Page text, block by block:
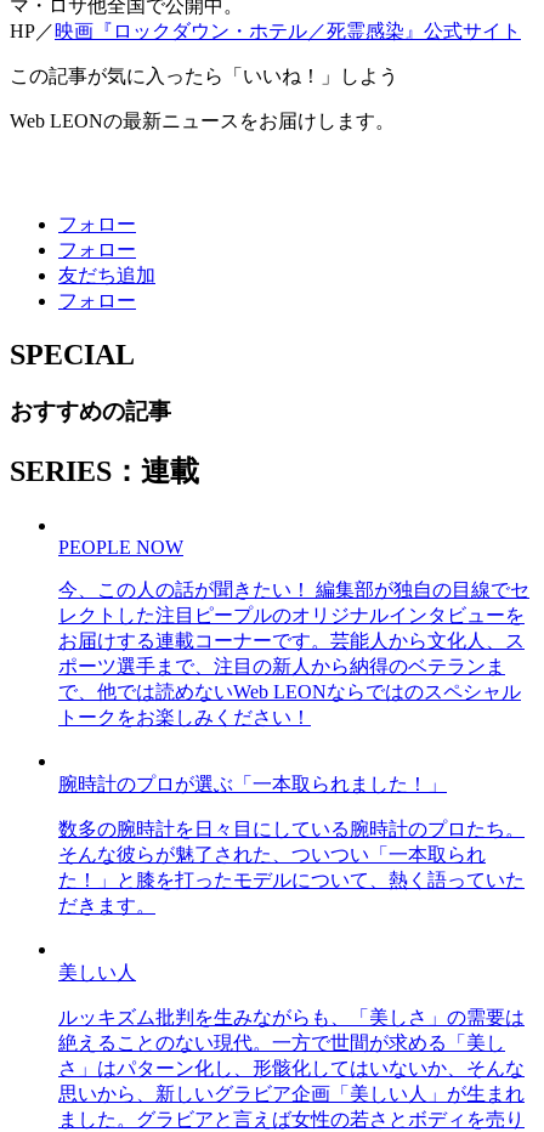
マ・ロサ他全国で公開中。
HP／映画『ロックダウン・ホテル／死霊感染』公式サイト
この記事が気に入ったら「いいね！」しよう
Web LEONの最新ニュースをお届けします。
フォロー
フォロー
友だち追加
フォロー
SPECIAL
おすすめの記事
SERIES：連載
PEOPLE NOW
今、この人の話が聞きたい！ 編集部が独自の目線でセ
レクトした注目ピープルのオリジナルインタビューを
お届けする連載コーナーです。芸能人から文化人、ス
ポーツ選手まで、注目の新人から納得のベテランま
で、他では読めないWeb LEONならではのスペシャル
トークをお楽しみください！
腕時計のプロが選ぶ「一本取られました！」
数多の腕時計を日々目にしている腕時計のプロたち。
そんな彼らが魅了された、ついつい「一本取られ
た！」と膝を打ったモデルについて、熱く語っていた
だきます。
美しい人
ルッキズム批判を生みながらも、「美しさ」の需要は
絶えることのない現代。一方で世間が求める「美し
さ」はパターン化し、形骸化してはいないか、そんな
思いから、新しいグラビア企画「美しい人」が生まれ
ました。グラビアと言えば女性の若さとボディを売り